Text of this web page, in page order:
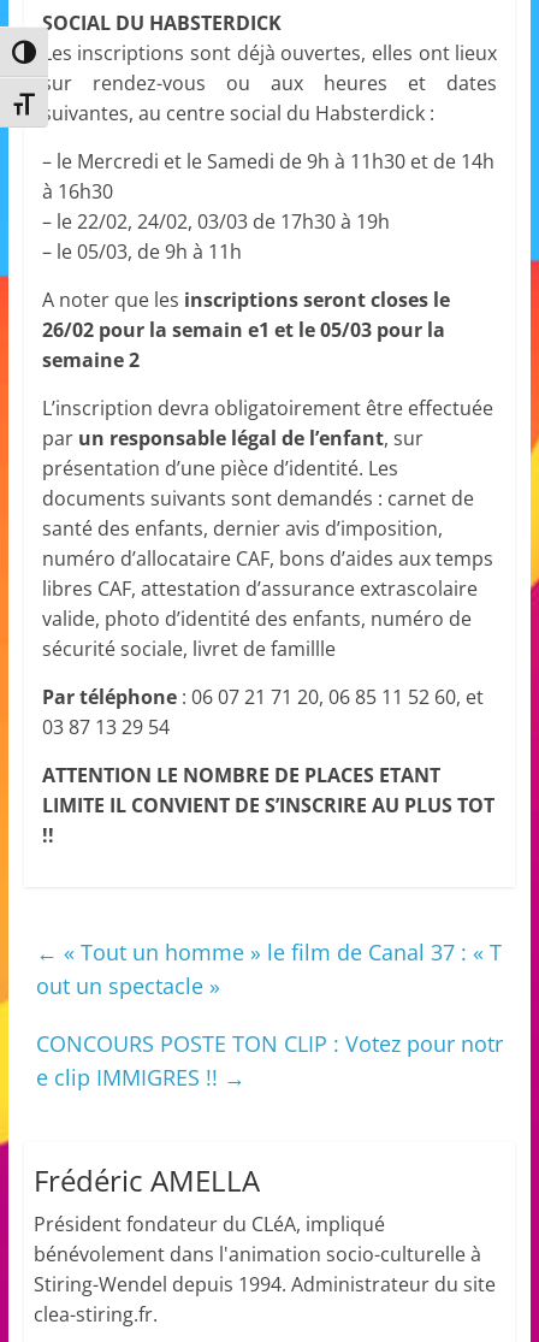
Passer en contraste élevé
Changer la taille de la police
a
n
s
a
v
c
e
C
A
SOCIAL DU HABSTERDICK
Les inscriptions sont déjà ouvertes, elles ont lieux
sur rendez-vous ou aux heures et dates
suivantes, au centre social du Habsterdick :
– le Mercredi et le Samedi de 9h à 11h30 et de 14h
à 16h30
– le 22/02, 24/02, 03/03 de 17h30 à 19h
– le 05/03, de 9h à 11h
A noter que les inscriptions seront closes le
26/02 pour la semain e1 et le 05/03 pour la
semaine 2
L’inscription devra obligatoirement être effectuée
par un responsable légal de l’enfant, sur
présentation d’une pièce d’identité. Les
documents suivants sont demandés : carnet de
santé des enfants, dernier avis d’imposition,
numéro d’allocataire CAF, bons d’aides aux temps
libres CAF, attestation d’assurance extrascolaire
valide, photo d’identité des enfants, numéro de
sécurité sociale, livret de famillle
Par téléphone: 06 07 21 71 20, 06 85 11 52 60, et
03 87 13 29 54
ATTENTION LE NOMBRE DE PLACES ETANT
LIMITE IL CONVIENT DE S’INSCRIRE AU PLUS TOT
!!
← « Tout un homme » le film de Canal 37 : « T
out un spectacle »
CONCOURS POSTE TON CLIP : Votez pour notr
e clip IMMIGRES !! →
Frédéric AMELLA
Président fondateur du CLéA, impliqué
bénévolement dans l'animation socio-culturelle à
Stiring-Wendel depuis 1994. Administrateur du site
clea-stiring.fr.